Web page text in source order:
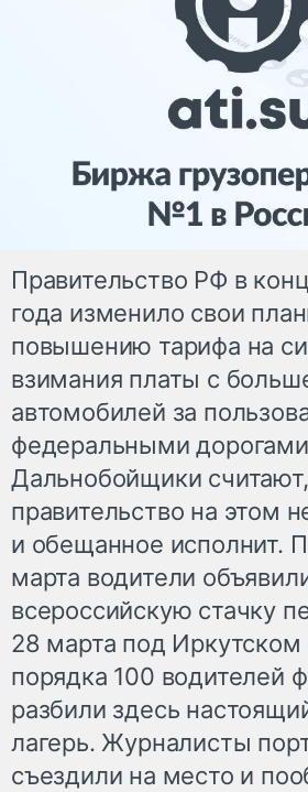
Правительство РФ в
года изменило свои
повышению тарифа на
взимания платы с
автомобилей за
федеральными
Дальнобойщики
правительство на этом
и обещанное исполнит.
марта водители
всероссийскую стачку
28 марта под Иркутском
порядка 100 водителей
разбили здесь
лагерь. Журналисты
съездили на место и